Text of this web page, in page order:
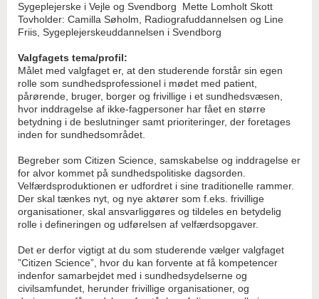
Sygeplejerske i Vejle og Svendborg Mette Lomholt Skott
Tovholder: Camilla Søholm, Radiografuddannelsen og Line
Friis, Sygeplejerskeuddannelsen i Svendborg
Valgfagets tema/profil:
Målet med valgfaget er, at den studerende forstår sin egen
rolle som sundhedsprofessionel i mødet med patient,
pårørende, bruger, borger og frivillige i et sundhedsvæsen,
hvor inddragelse af ikke-fagpersoner har fået en større
betydning i de beslutninger samt prioriteringer, der foretages
inden for sundhedsområdet.
Begreber som Citizen Science, samskabelse og inddragelse er
for alvor kommet på sundhedspolitiske dagsorden.
Velfærdsproduktionen er udfordret i sine traditionelle rammer.
Der skal tænkes nyt, og nye aktører som f.eks. frivillige
organisationer, skal ansvarliggøres og tildeles en betydelig
rolle i defineringen og udførelsen af velfærdsopgaver.
Det er derfor vigtigt at du som studerende vælger valgfaget
”Citizen Science”, hvor du kan forvente at få kompetencer
indenfor samarbejdet med i sundhedsydelserne og
civilsamfundet, herunder frivillige organisationer, og